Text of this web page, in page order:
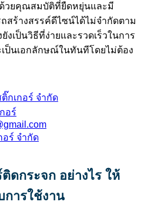
วยคุณสมบัติที่ยืดหยุ่นและมี
สร้างสรรค์ดีไซน์ได้ไม่จำกัดตาม
งเป็นวิธีที่ง่ายและรวดเร็วในการ
ป็นเอกลักษณ์ในทันทีโดยไม่ต้อง
ดกระจก อย่างไร ให้
การใช้งาน